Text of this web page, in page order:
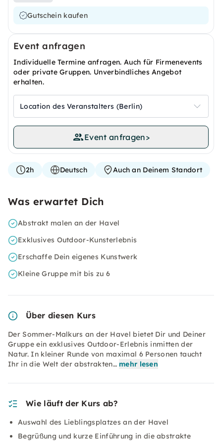
Gutschein kaufen
Event anfragen
Individuelle Termine anfragen. Auch für Firmenevents
oder private Gruppen. Unverbindliches Angebot
erhalten.
Location des Veranstalters (Berlin)
Event anfragen>
2h Deutsch Auch an Deinem Standort
Was erwartet Dich
Abstrakt malen an der Havel
Exklusives Outdoor-Kunsterlebnis
Erschaffe Dein eigenes Kunstwerk
Kleine Gruppe mit bis zu 6
Über diesen Kurs
Der Sommer-Malkurs an der Havel bietet Dir und Deiner
Gruppe ein exklusives Outdoor-Erlebnis inmitten der
Natur. In kleiner Runde von maximal 6 Personen taucht
Ihr in die Welt der abstrakten… mehr lesen
Wie läuft der Kurs ab?
Auswahl des Lieblingsplatzes an der Havel
Begrüßung und kurze Einführung in die abstrakte